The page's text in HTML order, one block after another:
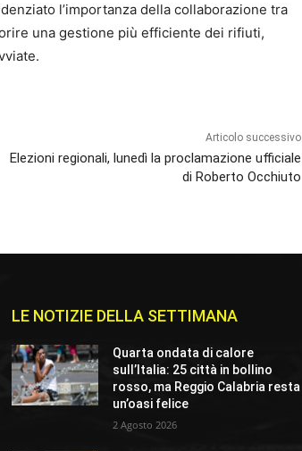
l’importanza della collaborazione tra
una gestione più efficiente dei rifiuti,
Articolo successivo
Elezioni regionali, lunedì la proclamazione ufficiale
di Roberto Occhiuto
LE NOTIZIE DELLA SETTIMANA
Quarta ondata di calore
sull’Italia: 25 città in bollino
rosso, ma Reggio Calabria resta
un’oasi felice
2 Agosto 2026